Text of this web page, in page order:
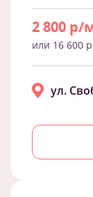
2 800 р/
или 16 600
ул.